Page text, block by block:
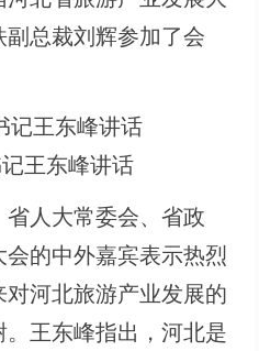
总裁刘辉参加了会
王东峰讲话
人大常委会、省政
的中外嘉宾表示热烈
河北旅游产业发展的
王东峰指出，河北是